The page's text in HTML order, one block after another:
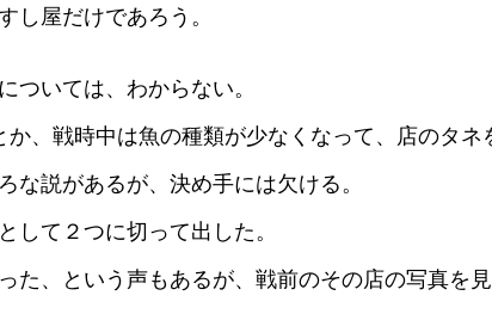
ファイビ
くらしプラ酢
し屋だけであろう。
ついては、わからない。
、戦時中は魚の種類が少なくなって、店のタ
な説があるが、決め手には欠ける。
して２つに切って出した。
た、という声もあるが、戦前のその店の写真を